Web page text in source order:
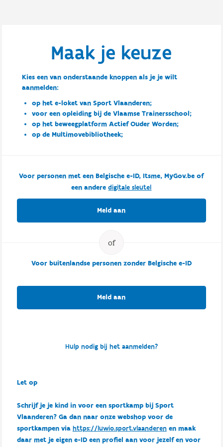
Maak je keuze
Kies een van onderstaande knoppen als je je wilt
aanmelden:
op het e-loket van Sport Vlaanderen;
voor een opleiding bij de Vlaamse Trainersschool;
op het beweegplatform Actief Ouder Worden;
op de Multimovebibliotheek;
Voor personen met een Belgische e-ID, Itsme, MyGov.be of
een anderedigitale sleutel
Meld aan
Voor buitenlandse personen zonder Belgische e-ID
Meld aan
Hulp nodig bij het aanmelden?
Let op
Schrijf je je kind in voor een sportkamp bij Sport
Vlaanderen? Ga dan naar onze webshop voor de
sportkampen via https://luwio.sport.vlaanderenen maak
daar met je eigen e-ID een profiel aan voor jezelf en voor